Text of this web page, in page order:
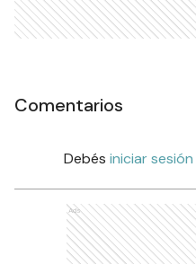
Comentarios
Debés iniciar sesión
Ads